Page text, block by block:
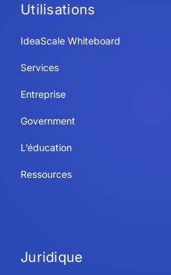
Utilisations
IdeaScale Whiteboard
Services
Entreprise
Government
L’éducation
Ressources
Juridique